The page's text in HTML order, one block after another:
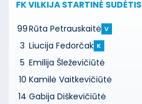
FK VILKIJA STARTINĖ SUDĖTIS
99Rūta Petrauskaitė V
3 Liucija Fedorčak K
5 Emilija Šleževičiūtė
10 Kamilė Vaitkevičiūtė
14 Gabija Diškevičiūtė